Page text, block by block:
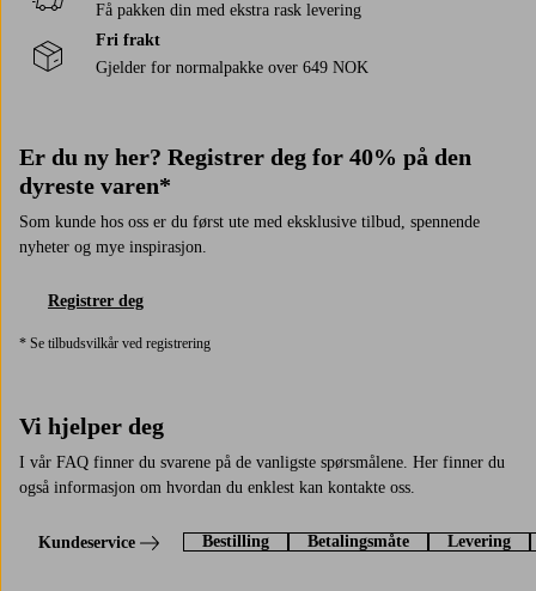
Få pakken din med ekstra rask levering
Fri frakt
Gjelder for normalpakke over 649 NOK
Er du ny her? Registrer deg for 40% på den
dyreste varen*
Som kunde hos oss er du først ute med eksklusive tilbud, spennende
nyheter og mye inspirasjon.
Registrer deg
* Se tilbudsvilkår ved registrering
Vi hjelper deg
I vår FAQ finner du svarene på de vanligste spørsmålene. Her finner du
også informasjon om hvordan du enklest kan kontakte oss.
Kundeservice Bestilling Betalingsmåte Levering